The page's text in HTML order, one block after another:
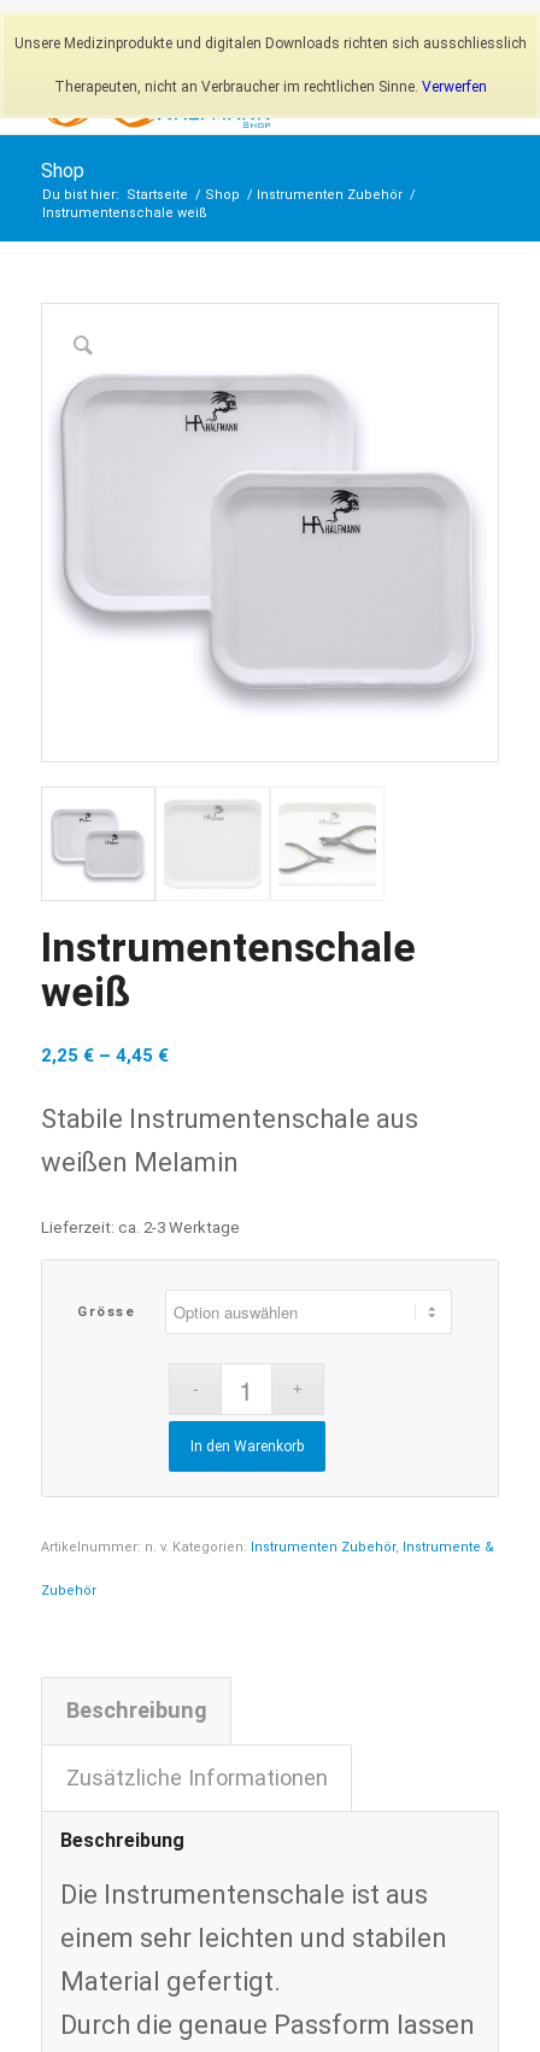
Unsere Medizinprodukte und digitalen Downloads richten sich ausschliesslich
Therapeuten, nicht an Verbraucher im rechtlichen Sinne. Verwerfen
Newsletter Mein Konto
Shop
Du bist hier: Startseite / Shop / Instrumenten Zubehör /
Instrumentenschale weiß
Instrumentenschale
weiß
2,25 €– 4,45 €
Stabile Instrumentenschale aus
weißen Melamin
Lieferzeit: ca. 2-3 Werktage
Grösse
In den Warenkorb
Artikelnummer: n. v. Kategorien: Instrumenten Zubehör, Instrumente &
Zubehör
Beschreibung
Zusätzliche Informationen
Beschreibung
Die Instrumentenschale ist aus
einem sehr leichten und stabilen
Material gefertigt.
Durch die genaue Passform lassen